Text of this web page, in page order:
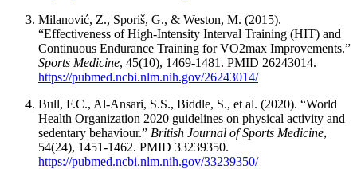
Milanović, Z., Sporiš, G., & Weston, M. (2015).
“Effectiveness of High-Intensity Interval Training (HIT) and
Continuous Endurance Training for VO2max Improvements.”
Sports Medicine, 45(10), 1469-1481. PMID 26243014.
https://pubmed.ncbi.nlm.nih.gov/26243014/
Bull, F.C., Al-Ansari, S.S., Biddle, S., et al. (2020). “World
Health Organization 2020 guidelines on physical activity and
sedentary behaviour.” British Journal of Sports Medicine,
54(24), 1451-1462. PMID 33239350.
https://pubmed.ncbi.nlm.nih.gov/33239350/